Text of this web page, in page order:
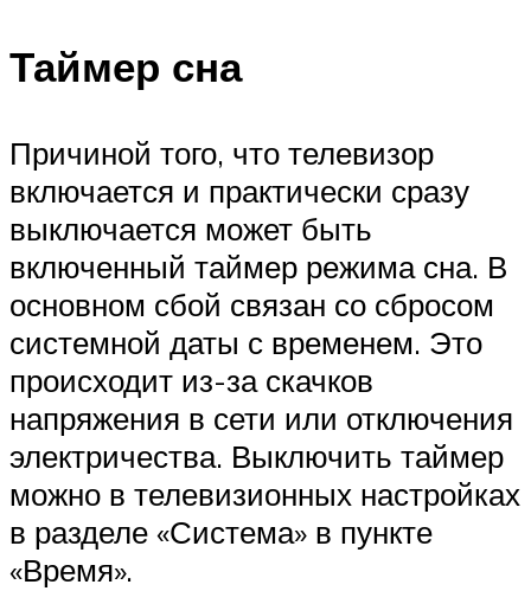
Таймер сна
Причиной того, что телевизор
включается и практически сразу
выключается может быть
включенный таймер режима сна. В
основном сбой связан со сбросом
системной даты с временем. Это
происходит из-за скачков
напряжения в сети или отключения
электричества. Выключить таймер
можно в телевизионных настройках
в разделе «Система» в пункте
«Время».